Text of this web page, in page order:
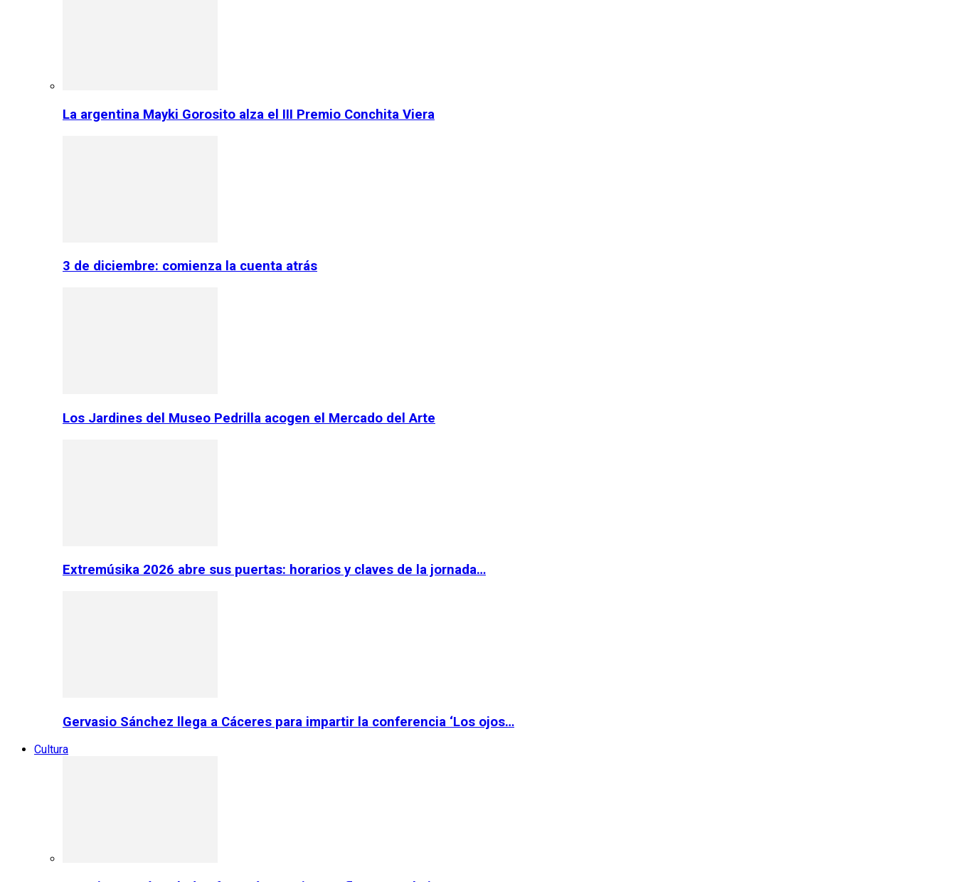
La argentina Mayki Gorosito alza el III Premio Conchita Viera
3 de diciembre: comienza la cuenta atrás
Los Jardines del Museo Pedrilla acogen el Mercado del Arte
Extremúsika 2026 abre sus puertas: horarios y claves de la jornada…
Gervasio Sánchez llega a Cáceres para impartir la conferencia ‘Los ojos…
Cultura